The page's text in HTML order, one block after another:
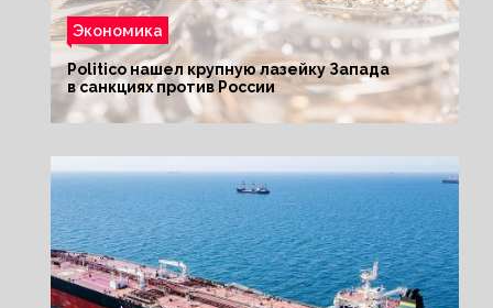
Экономика
Politico нашел крупную лазейку Запада
в санкциях против России